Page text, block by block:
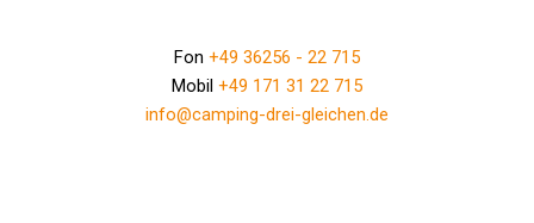
Fon +49 36256 - 22 715
Mobil +49 171 31 22 715
info@camping-drei-gleichen.de